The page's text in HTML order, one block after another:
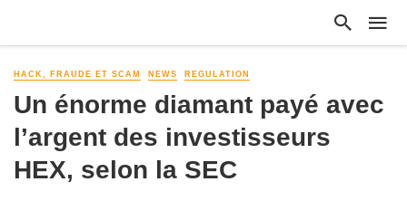
HACK, FRAUDE ET SCAM NEWS REGULATION
Un énorme diamant payé avec
l’argent des investisseurs
HEX, selon la SEC